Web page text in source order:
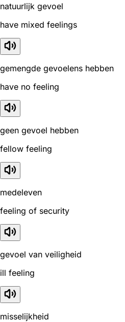
natuurlijk gevoel
have mixed feelings
gemengde gevoelens hebben
have no feeling
geen gevoel hebben
fellow feeling
medeleven
feeling of security
gevoel van veiligheid
ill feeling
misselijkheid